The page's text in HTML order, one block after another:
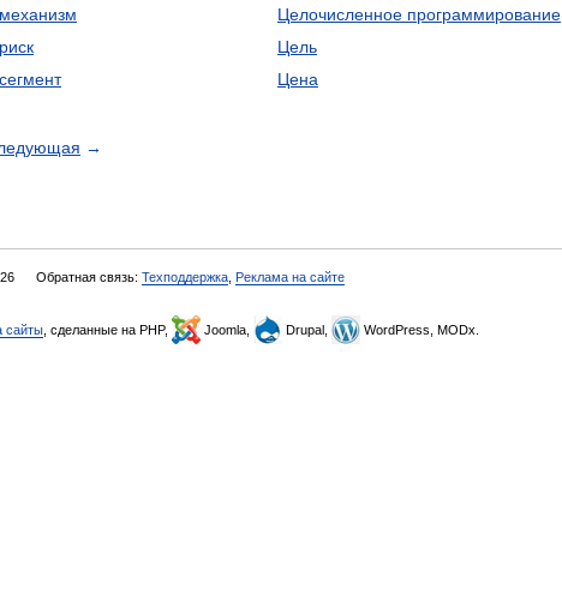
Целочисленное программирование
Цель
Цена
→
Обратная связь: Техподдержка Реклама на сайте
сайты , сделанные на PHP, Joomla, Drupal, WordPress, MODx.